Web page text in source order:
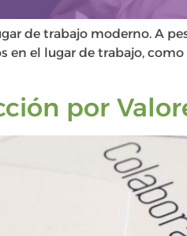
de trabajo moderno. A
el lugar de trabajo,
por